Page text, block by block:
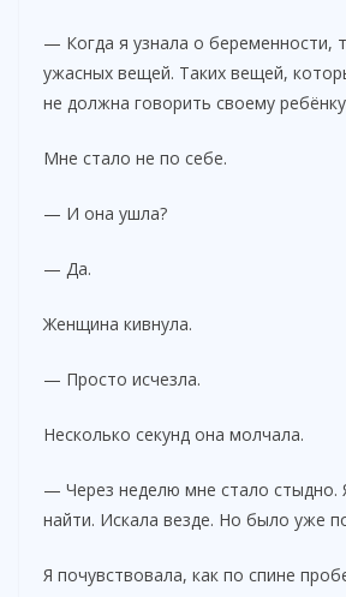
— Когда я узнала о беременности,
ужасных вещей. Таких вещей,
не должна говорить своему
Мне стало не по себе.
— И она ушла?
— Да.
Женщина кивнула.
— Просто исчезла.
Несколько секунд она молчала.
— Через неделю мне стало стыдно.
найти. Искала везде. Но было уже
Я почувствовала, как по спине